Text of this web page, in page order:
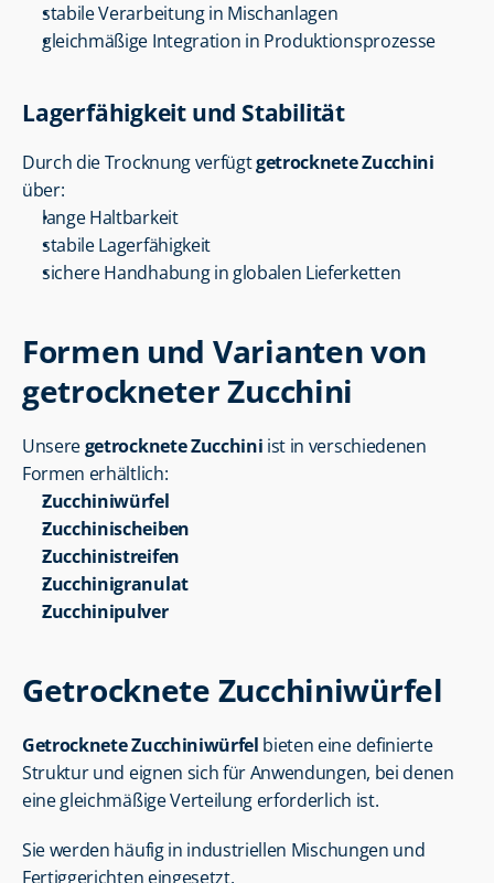
stabile Verarbeitung in Mischanlagen
gleichmäßige Integration in Produktionsprozesse
Lagerfähigkeit und Stabilität
Durch die Trocknung verfügt getrocknete Zucchini
über:
lange Haltbarkeit
stabile Lagerfähigkeit
sichere Handhabung in globalen Lieferketten
Formen und Varianten von
getrockneter Zucchini
Unsere getrocknete Zucchini ist in verschiedenen
Formen erhältlich:
Zucchiniwürfel
Zucchinischeiben
Zucchinistreifen
Zucchinigranulat
Zucchinipulver
Getrocknete Zucchiniwürfel
Getrocknete Zucchiniwürfel bieten eine definierte
Struktur und eignen sich für Anwendungen, bei denen
eine gleichmäßige Verteilung erforderlich ist.
Sie werden häufig in industriellen Mischungen und
Fertiggerichten eingesetzt.